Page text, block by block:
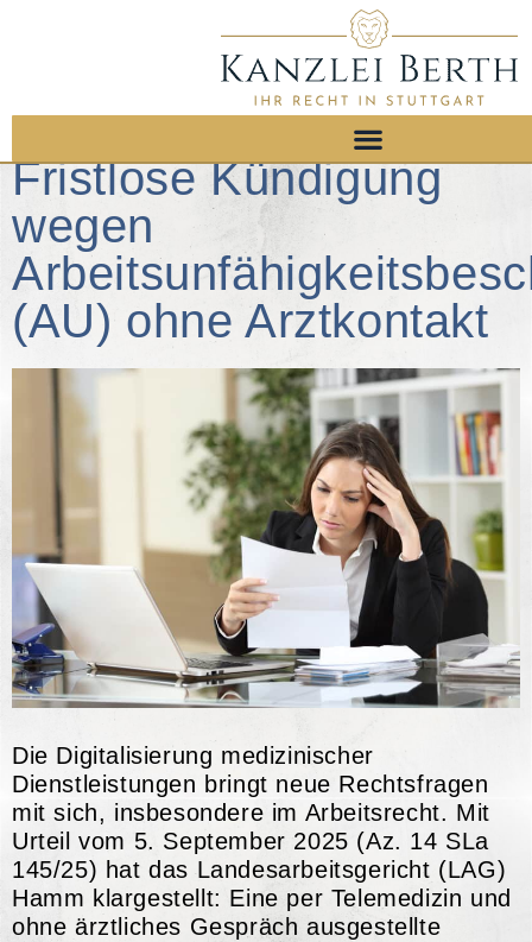
Fristlose Kündigung
wegen
(AU) ohne Arztkontakt
Die Digitalisierung medizinischer
Dienstleistungen bringt neue Rechtsfragen
mit sich, insbesondere im Arbeitsrecht. Mit
Urteil vom 5. September 2025 (Az. 14 SLa
145/25) hat das Landesarbeitsgericht (LAG)
Hamm klargestellt: Eine per Telemedizin und
ohne ärztliches Gespräch ausgestellte